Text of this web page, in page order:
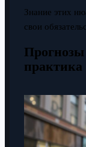
Знание этих
свои
Прогнозы
практика